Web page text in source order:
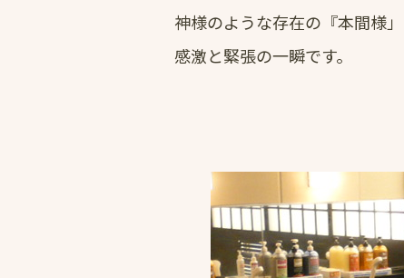
神様のような存在の『本間様
感激と緊張の一瞬です。